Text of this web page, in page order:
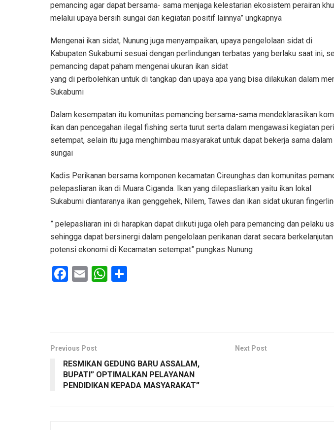
pemancing agar dapat bersama- sama menjaga kelestarian ekosistem perairan
melalui upaya bersih sungai dan kegiatan positif lainnya” ungkapnya
Mengenai ikan sidat, Nunung juga menyampaikan, upaya pengelolaan sidat di
Kabupaten Sukabumi sesuai dengan perlindungan terbatas yang berlaku saat ini,
pemancing dapat paham mengenai ukuran ikan sidat
yang di perbolehkan untuk di tangkap dan upaya apa yang bisa dilakukan dalam
Sukabumi
Dalam kesempatan itu komunitas pemancing bersama-sama mendeklarasikan
ikan dan pencegahan ilegal fishing serta turut serta dalam mengawasi kegiatan
setempat, selain itu juga menghimbau masyarakat untuk dapat bekerja sama
sungai
Kadis Perikanan bersama komponen kecamatan Cireunghas dan komunitas
pelepasliaran ikan di Muara Ciganda. Ikan yang dilepasliarkan yaitu ikan lokal
Sukabumi diantaranya ikan genggehek, Nilem, Tawes dan ikan sidat ukuran
” pelepasliaran ini di harapkan dapat diikuti juga oleh para pemancing dan pelaku
sehingga dapat bersinergi dalam pengelolaan perikanan darat secara
potensi ekonomi di Kecamatan setempat” pungkas Nunung
F
o
k
E
W
p
Previous Post
RESMIKAN GEDUNG BARU ASSALAM,
BUPATI” OPTIMALKAN PELAYANAN
PENDIDIKAN KEPADA MASYARAKAT”
Next Post